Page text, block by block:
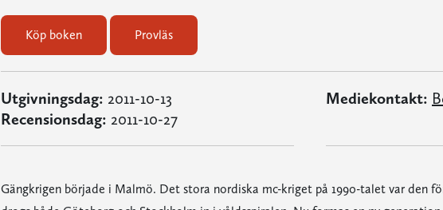
Köp boken Provläs
Utgivningsdag: 2011-10-13
Recensionsdag: 2011-10-27
Mediekontakt:
Gängkrigen började i Malmö. Det stora nordiska mc-kriget på 1990-talet var den